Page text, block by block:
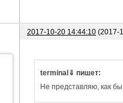
2017-10-20 14:44:10 (2017-
terminal⇓ пишет:
Не представляю, как